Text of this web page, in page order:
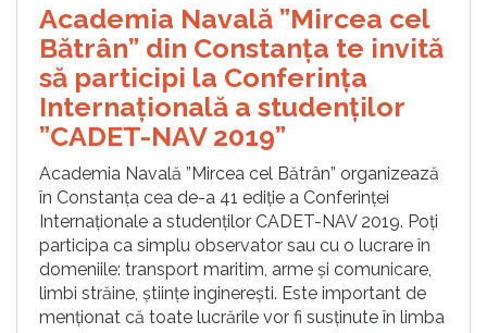
Academia Navală ”Mircea cel
Bătrân” din Constanța te invită
să participi la Conferința
Internațională a studenților
”CADET-NAV 2019”
Academia Navală ”Mircea cel Bătrân” organizează
în Constanța cea de-a 41 ediție a Conferinței
Internaționale a studenților CADET-NAV 2019. Poți
participa ca simplu observator sau cu o lucrare în
domeniile: transport maritim, arme și comunicare,
limbi străine, științe inginerești. Este important de
menționat că toate lucrările vor fi susținute în limba